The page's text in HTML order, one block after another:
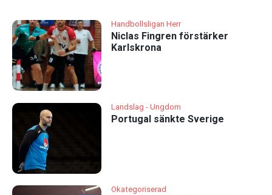
Handbollsligan Herr
Niclas Fingren förstärker
Karlskrona
Landslag - Ungdom
Portugal sänkte Sverige
Okategoriserad